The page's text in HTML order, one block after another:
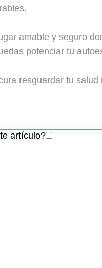
amable y seguro
potenciar tu
resguardar tu
artículo?